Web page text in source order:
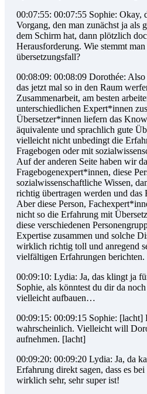
00:07:55: 00:07:55 Sophie: Okay,
Vorgang, den man zunächst ja als
dem Schirm hat, dann plötzlich
Herausforderung. Wie stemmt
übersetzungsfall?
00:08:09: 00:08:09 Dorothée:
das jetzt mal so in den Raum
Zusammenarbeit, am besten
unterschiedlichen Expert*innen
Übersetzer*innen liefern das
äquivalente und sprachlich gute
vielleicht nicht unbedingt die
Fragebogen oder mit
Auf der anderen Seite haben wir
Fragebogenexpert*innen, diese
sozialwissenschaftliche Wissen,
richtig übertragen werden und das
Aber diese Person,
nicht so die Erfahrung mit
diese verschiedenen
Expertise zusammen und solche
wirklich richtig toll und anregend
vielfältigen Erfahrungen berichten.
00:09:10: Lydia: Ja, das klingt ja
Sophie, als könntest du dir da
vielleicht aufbauen…
00:09:15: 00:09:15 Sophie: [lacht]
wahrscheinlich. Vielleicht will
aufnehmen. [lacht]
00:09:20: 00:09:20 Lydia: Ja, da
Erfahrung direkt sagen, dass es
wirklich sehr, sehr super ist!